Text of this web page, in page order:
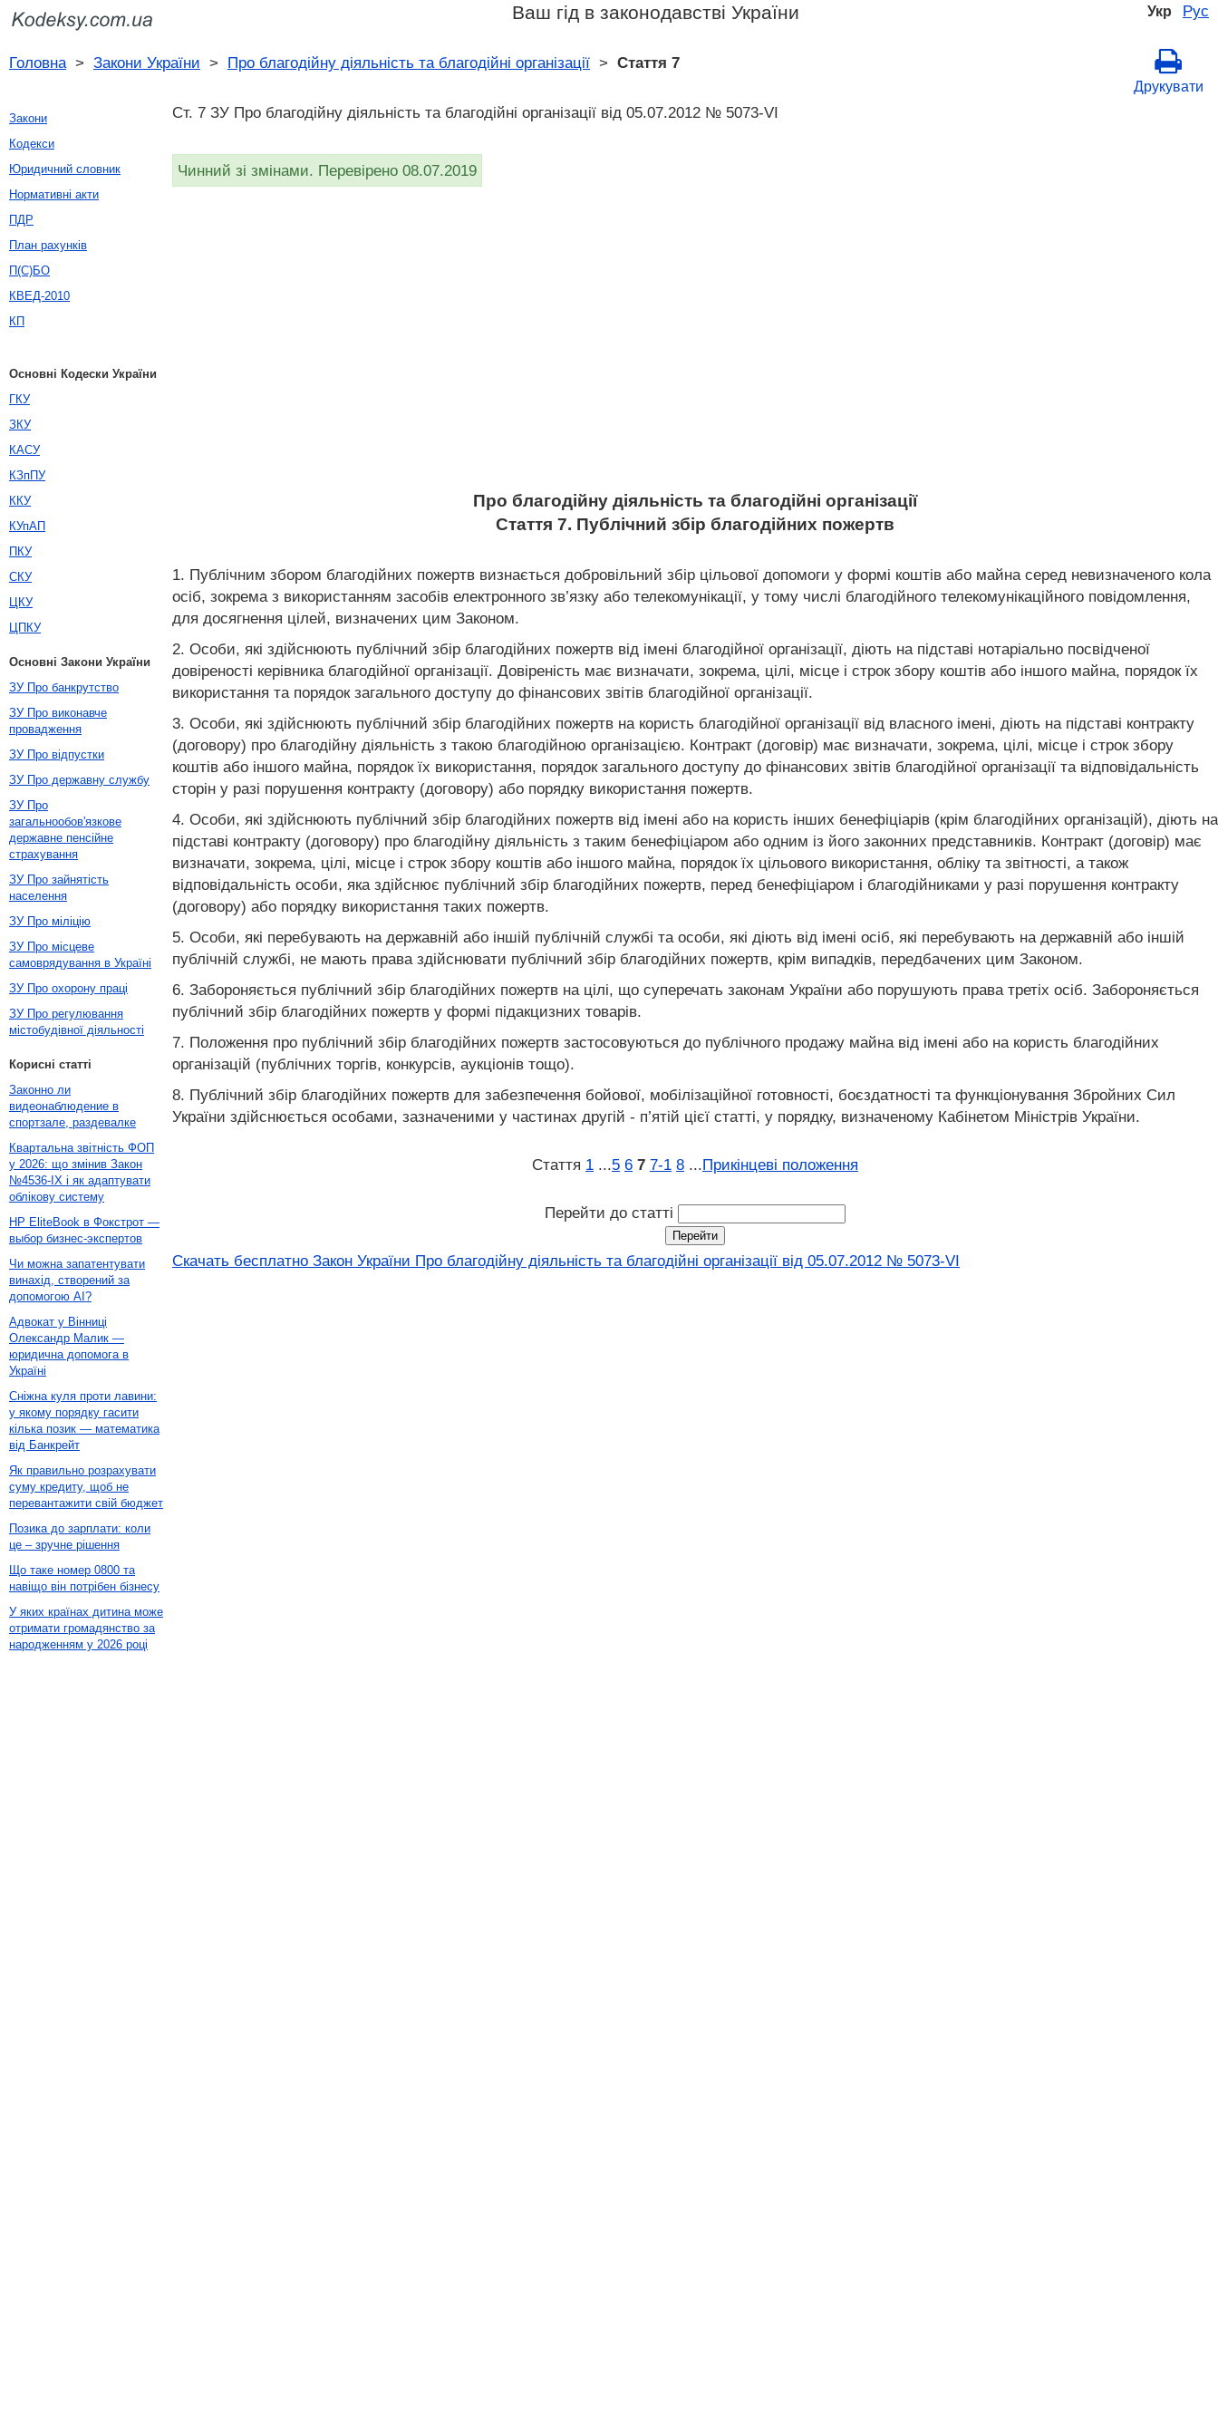
Укр Рус
Ваш гід в законодавстві України
Головна> Закони України > Про благодійну діяльність та благодійні організації > Стаття 7
Друкувати
Ст. 7 ЗУ Про благодійну діяльність та благодійні організації від 05.07.2012 № 5073-VI
Чинний зі змінами. Перевірено 08.07.2019
Про благодійну діяльність та благодійні організації
Стаття 7. Публічний збір благодійних пожертв
1. Публічним збором благодійних пожертв визнається добровільний збір цільової допомоги у формі коштів або майна серед невизначеного кола
осіб, зокрема з використанням засобів електронного зв’язку або телекомунікації, у тому числі благодійного телекомунікаційного повідомлення,
для досягнення цілей, визначених цим Законом.
2. Особи, які здійснюють публічний збір благодійних пожертв від імені благодійної організації, діють на підставі нотаріально посвідченої
довіреності керівника благодійної організації. Довіреність має визначати, зокрема, цілі, місце і строк збору коштів або іншого майна, порядок їх
використання та порядок загального доступу до фінансових звітів благодійної організації.
3. Особи, які здійснюють публічний збір благодійних пожертв на користь благодійної організації від власного імені, діють на підставі контракту
(договору) про благодійну діяльність з такою благодійною організацією. Контракт (договір) має визначати, зокрема, цілі, місце і строк збору
коштів або іншого майна, порядок їх використання, порядок загального доступу до фінансових звітів благодійної організації та відповідальність
сторін у разі порушення контракту (договору) або порядку використання пожертв.
4. Особи, які здійснюють публічний збір благодійних пожертв від імені або на користь інших бенефіціарів (крім благодійних організацій), діють на
підставі контракту (договору) про благодійну діяльність з таким бенефіціаром або одним із його законних представників. Контракт (договір) має
визначати, зокрема, цілі, місце і строк збору коштів або іншого майна, порядок їх цільового використання, обліку та звітності, а також
відповідальність особи, яка здійснює публічний збір благодійних пожертв, перед бенефіціаром і благодійниками у разі порушення контракту
(договору) або порядку використання таких пожертв.
5. Особи, які перебувають на державній або іншій публічній службі та особи, які діють від імені осіб, які перебувають на державній або іншій
публічній службі, не мають права здійснювати публічний збір благодійних пожертв, крім випадків, передбачених цим Законом.
6. Забороняється публічний збір благодійних пожертв на цілі, що суперечать законам України або порушують права третіх осіб. Забороняється
публічний збір благодійних пожертв у формі підакцизних товарів.
7. Положення про публічний збір благодійних пожертв застосовуються до публічного продажу майна від імені або на користь благодійних
організацій (публічних торгів, конкурсів, аукціонів тощо).
8. Публічний збір благодійних пожертв для забезпечення бойової, мобілізаційної готовності, боєздатності та функціонування Збройних Сил
України здійснюється особами, зазначеними у частинах другій - п’ятій цієї статті, у порядку, визначеному Кабінетом Міністрів України.
Стаття 1 ...5 6 7 7‑1 8 ...Прикінцеві положення
Перейти до статті
Скачать бесплатно Закон України Про благодійну діяльність та благодійні організації від 05.07.2012 № 5073-VI
Закони
Кодекси
Юридичний словник
Нормативні акти
ПДР
План рахунків
П(С)БО
КВЕД-2010
КП
Основні Кодески України
ГКУ
ЗКУ
КАСУ
КЗпПУ
ККУ
КУпАП
ПКУ
СКУ
ЦКУ
ЦПКУ
Основні Закони України
ЗУ Про банкрутство
ЗУ Про виконавче
провадження
ЗУ Про відпустки
ЗУ Про державну службу
ЗУ Про
загальнообов'язкове
державне пенсійне
страхування
ЗУ Про зайнятість
населення
ЗУ Про міліцію
ЗУ Про місцеве
самоврядування в Україні
ЗУ Про охорону праці
ЗУ Про регулювання
містобудівної діяльності
Корисні статті
Законно ли
видеонаблюдение в
спортзале, раздевалке
Квартальна звітність ФОП
у 2026: що змінив Закон
№4536-IX і як адаптувати
облікову систему
HP EliteBook в Фокстрот —
выбор бизнес-экспертов
Чи можна запатентувати
винахід, створений за
допомогою AI?
Адвокат у Вінниці
Олександр Малик —
юридична допомога в
Україні
Сніжна куля проти лавини:
у якому порядку гасити
кілька позик — математика
від Банкрейт
Як правильно розрахувати
суму кредиту, щоб не
перевантажити свій бюджет
Позика до зарплати: коли
це – зручне рішення
Що таке номер 0800 та
навіщо він потрібен бізнесу
У яких країнах дитина може
отримати громадянство за
народженням у 2026 році